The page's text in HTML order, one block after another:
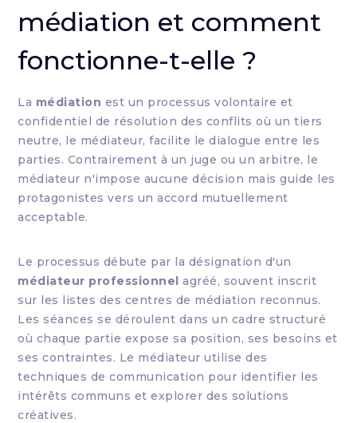
médiation et comment
fonctionne-t-elle ?
La médiation est un processus volontaire et
confidentiel de résolution des conflits où un tiers
neutre, le médiateur, facilite le dialogue entre les
parties. Contrairement à un juge ou un arbitre, le
médiateur n'impose aucune décision mais guide les
protagonistes vers un accord mutuellement
acceptable.
Le processus débute par la désignation d'un
médiateur professionnel agréé, souvent inscrit
sur les listes des centres de médiation reconnus.
Les séances se déroulent dans un cadre structuré
où chaque partie expose sa position, ses besoins et
ses contraintes. Le médiateur utilise des
techniques de communication pour identifier les
intérêts communs et explorer des solutions
créatives.